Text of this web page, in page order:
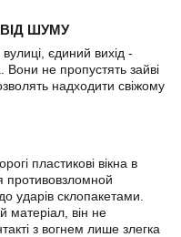
ШУМУ
єдиний вихід -
Вони не пропустять зайві
надходити свіжому
пластикові вікна в
противовзломной
ударів склопакетами.
матеріал, він не
з вогнем лише злегка